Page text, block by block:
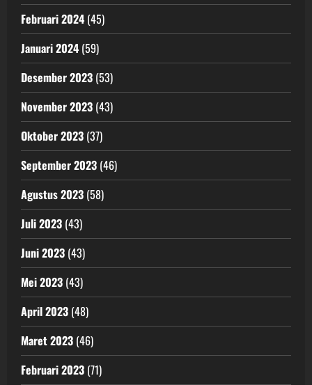
Februari 2024 (45)
Januari 2024 (59)
Desember 2023 (53)
November 2023 (43)
Oktober 2023 (37)
September 2023 (46)
Agustus 2023 (58)
Juli 2023 (43)
Juni 2023 (43)
Mei 2023 (43)
April 2023 (48)
Maret 2023 (46)
Februari 2023 (71)